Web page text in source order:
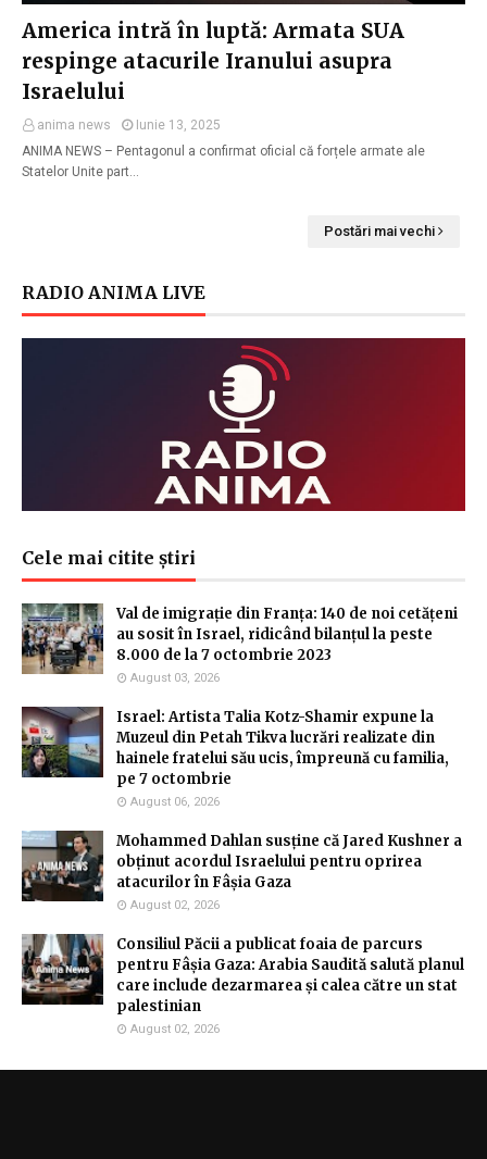
America intră în luptă: Armata SUA
respinge atacurile Iranului asupra
Israelului
anima news
Iunie 13, 2025
ANIMA NEWS – Pentagonul a confirmat oficial că forțele armate ale
Statelor Unite part…
Postări mai vechi
RADIO ANIMA LIVE
Cele mai citite știri
Val de imigrație din Franța: 140 de noi cetățeni
au sosit în Israel, ridicând bilanțul la peste
8.000 de la 7 octombrie 2023
August 03, 2026
Israel: Artista Talia Kotz-Shamir expune la
Muzeul din Petah Tikva lucrări realizate din
hainele fratelui său ucis, împreună cu familia,
pe 7 octombrie
August 06, 2026
Mohammed Dahlan susține că Jared Kushner a
obținut acordul Israelului pentru oprirea
atacurilor în Fâșia Gaza
August 02, 2026
Consiliul Păcii a publicat foaia de parcurs
pentru Fâșia Gaza: Arabia Saudită salută planul
care include dezarmarea și calea către un stat
palestinian
August 02, 2026